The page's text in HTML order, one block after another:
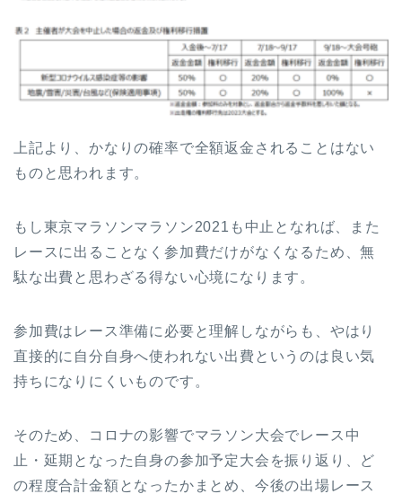
上記より、かなりの確率で全額返金されることはない
ものと思われます。
もし東京マラソンマラソン2021も中止となれば、また
レースに出ることなく参加費だけがなくなるため、無
駄な出費と思わざる得ない心境になります。
参加費はレース準備に必要と理解しながらも、やはり
直接的に自分自身へ使われない出費というのは良い気
持ちになりにくいものです。
そのため、コロナの影響でマラソン大会でレース中
止・延期となった自身の参加予定大会を振り返り、ど
の程度合計金額となったかまとめ、今後の出場レース